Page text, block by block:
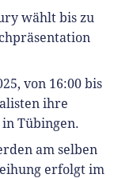
wählt bis zu
von 16:00 bis
ihre
Tübingen.
am selben
erfolgt im